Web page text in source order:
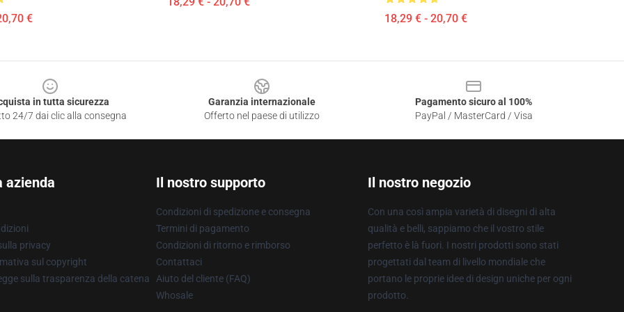
€ 18,29 € - 20,70 €
in tutta sicurezza
24/7 dai clic alla consegna
Garanzia internazionale
Offerto nel paese di utilizzo
Pagamento sicuro al 100%
PayPal / MasterCard / Visa
azienda
privacy
sul copyright
sulla trasparenza della catena
Il nostro supporto
Condizioni di spedizione e consegna
Termini di pagamento
Condizioni di ritorno e rimborso
Contattaci
Aiuto del cliente (FAQ)
Whosale
Il nostro negozio
Con una così ampia varietà di disegni di alta
qualità e belli, sappiamo che il vostro stile
perfetto è là fuori. I nostri prodotti sono stati
progettati dal team di livello mondiale che
portano le proprie idee di design uniche per ogni
prodotto.